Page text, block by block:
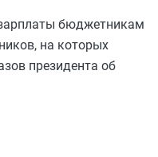
бюджетникам
на которых
президента об